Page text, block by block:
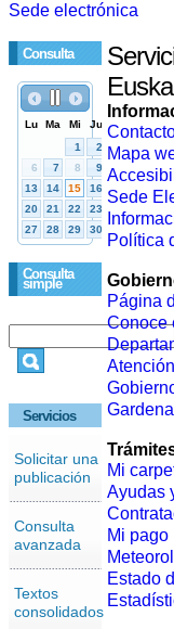
Sede electrónica
Consulta
Consulta
simple
Servicios
Solicitar una
publicación
Consulta
avanzada
Textos
consolidados
Mapa
Sede
Política
Página
Conoce
Mi
Ayudas
Mi pago
Estado